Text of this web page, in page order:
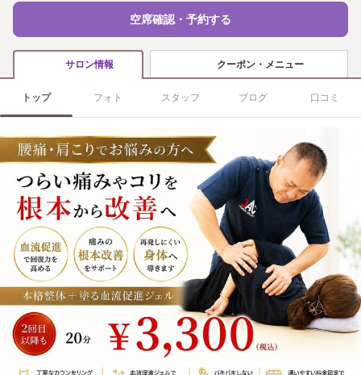
空席確認・予約する
サロン情報 クーポン・メニュー
トップ フォト スタッフ ブログ 口コミ